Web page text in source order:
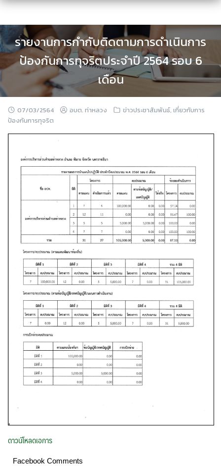
Skip
content
รายงานการกำกับติดตามการดำเนินการ
ป้องกันการทุจริตประจำปี 2564 รอบ 6
เดือน
07/03/2564 อบต. ท่าหลวง ข่าวประชาสัมพันธ์, เกี่ยวกับการ
ป้องกันการทุจริต
ดาวน์โหลดเอการ
Facebook Comments